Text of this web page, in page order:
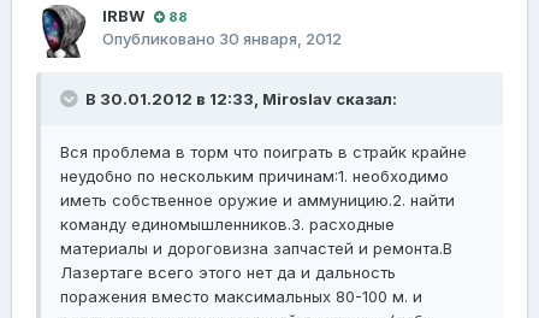
lRBW 88
Опубликовано 30 января, 2012
В 30.01.2012 в 12:33, Miroslav сказал:
Вся проблема в торм что поиграть в страйк крайне
неудобно по нескольким причинам:1. необходимо
иметь собственное оружие и аммуницию.2. найти
команду единомышленников.3. расходные
материалы и дороговизна запчастей и ремонта.В
Лазертаге всего этого нет да и дальность
поражения вместо максимальных 80-100 м. и